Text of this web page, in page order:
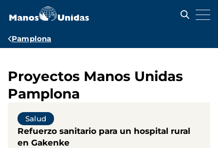
contenido
Ruta
Pamplona
Proyectos Manos Unidas
Pamplona
Salud
Refuerzo sanitario para un hospital rural
en Gakenke